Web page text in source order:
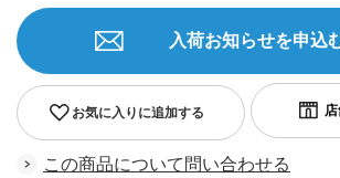
お気に入りに追加する
入荷お知らせを申込
この商品について問い合わせる